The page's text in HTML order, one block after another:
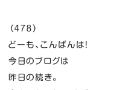
（４７８）
どーも、こんばんは！
今日のブログは
昨日の続き。